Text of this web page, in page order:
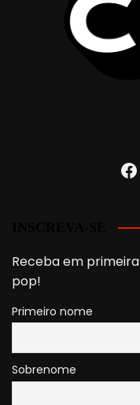
Receba em
pop!
Primeiro nome
Sobrenome